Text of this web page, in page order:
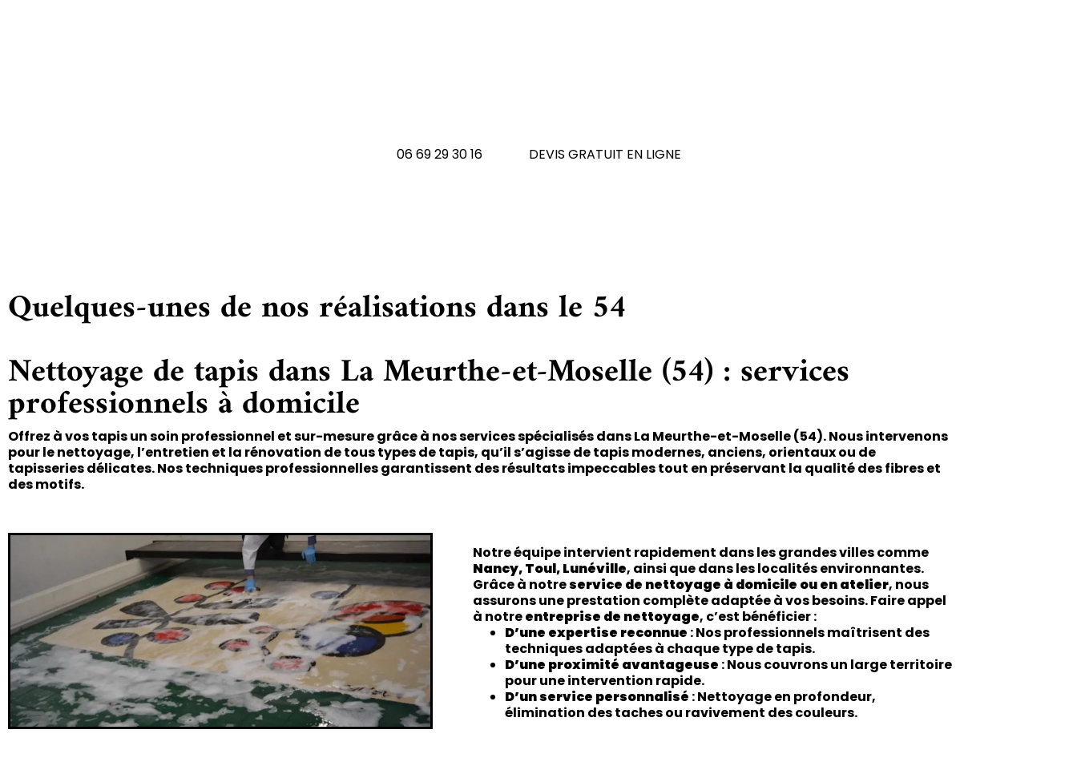
06 69 29 30 16 DEVIS GRATUIT EN LIGNE
Quelques-unes de nos réalisations dans le 54
Nettoyage de tapis dans La Meurthe-et-Moselle (54) : services
professionnels à domicile
Offrez à vos tapis un soin professionnel et sur-mesure grâce à nos services spécialisés dans La Meurthe-et-Moselle(54). Nous intervenons
pour lenettoyage, l’entretien et la rénovation de tous types de tapis, qu’il s’agisse de tapis modernes, anciens, orientaux ou de
tapisseries délicates. Nos techniques professionnelles garantissent des résultats impeccables tout en préservant la qualité des fibres et
des motifs.
Notre équipe intervient rapidement dans les grandes villes comme
Nancy, Toul, Lunéville, ainsi que dans les localités environnantes.
Grâce à notreservice de nettoyage à domicile ou en atelier, nous
assurons une prestation complète adaptée à vos besoins. Faire appel
à notreentreprise de nettoyage, c’est bénéficier :
D’une expertise reconnue : Nos professionnels maîtrisent des
techniques adaptées à chaque type de tapis.
D’une proximité avantageuse : Nous couvrons un large territoire
pour une intervention rapide.
D’un service personnalisé : Nettoyage en profondeur,
élimination des taches ou ravivement des couleurs.